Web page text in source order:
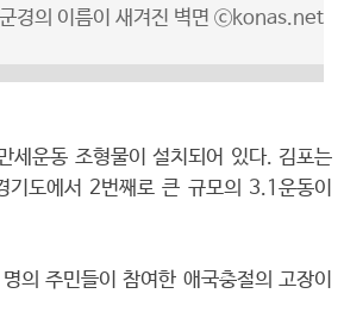
경의 이름이 새겨진 벽면 ⓒkonas.net
세운동 조형물이 설치되어 있다. 김포는
기도에서 2번째로 큰 규모의 3.1운동이
의 주민들이 참여한 애국충절의 고장이